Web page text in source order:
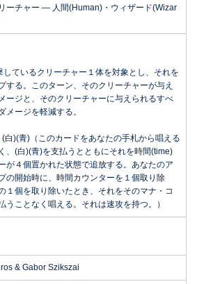
ーチャー ― 人間(Human)・ウィザード(Wizar
しているクリーチャー１体を対象とし、それを
する。このターン、そのクリーチャーが与え
ージと、そのクリーチャーに与えられるすべ
メージを軽減する。
)(青)（このカードをあなたの手札から唱える
、(白)(青)を支払うとともにそれを時間(time)
が４個置かれた状態で追放する。あなたのア
の開始時に、時間カウンターを１個取り除
１個を取り除いたとき、それをそのマナ・コ
うことなく唱える。それは速攻を持つ。）
& Gabor Szikszai